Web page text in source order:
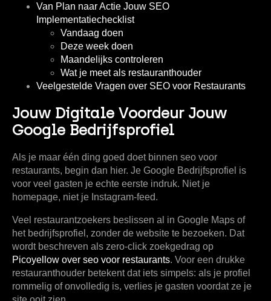
Van Plan naar Actie Jouw SEO
Implementatiechecklist
Vandaag doen
Deze week doen
Maandelijks controleren
Wat je meet als restauranthouder
Veelgestelde Vragen over SEO voor Restaurants
Jouw Digitale Voordeur Jouw
Google Bedrijfsprofiel
Als je maar één ding goed doet binnen seo voor
restaurants, begin dan hier. Je Google Bedrijfsprofiel is
voor veel gasten je echte eerste indruk. Niet je
homepage, niet je Instagram-feed.
Veel restaurantzoekers beslissen al in Google Maps of
het bedrijfsprofiel, zonder de website te bezoeken. Dat
wordt beschreven als zero-click zoekgedrag op
Picoyellow over seo voor restaurants. Voor een drukke
restauranthouder betekent dat iets simpels: als je profiel
rommelig of onvolledig is, verlies je gasten voordat ze je